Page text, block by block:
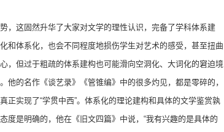
，这固然升华了大家对文学的理性认识，完备了学科体系建
和体系化，也会不同程度地损伤学生对艺术的感受，甚至扭曲
，但过于粗疏的体系建构也可能滑向空洞化、大词化的窘迫境
的名作《谈艺录》《管锥编》中的很多灼见，都是零碎的，
实现了“学贯中西”。体系化的理论建构和具体的文学鉴赏孰
度是明确的，他在《旧文四篇》中说，“我有兴趣的是具体的